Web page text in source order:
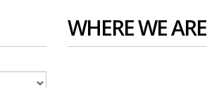
WHERE WE ARE